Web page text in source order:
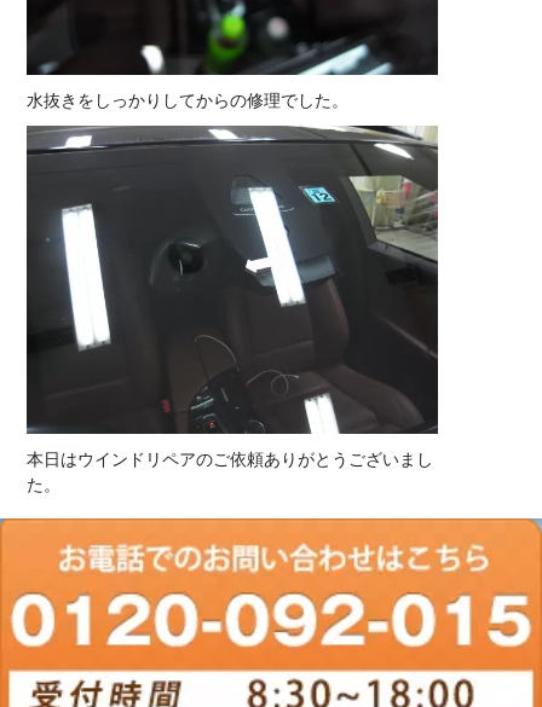
水抜きをしっかりしてからの修理でした。
本日はウインドリペアのご依頼ありがとうございまし
た。